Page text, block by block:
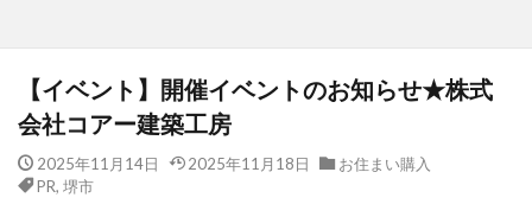
【イベント】開催イベントのお知らせ★株式
会社コアー建築工房
2025年11月14日 2025年11月18日
お住まい購入
PR, 堺市